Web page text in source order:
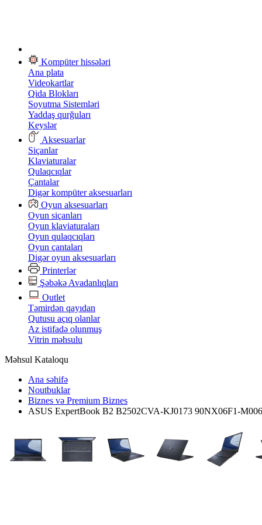
Kompüter hissələri
Ana plata
Videokartlar
Qida Blokları
Soyutma Sistemləri
Yaddaş qurğuları
Keyslər
Aksesuarlar
Siçanlar
Klaviaturalar
Qulaqcıqlar
Çantalar
Digər kompüter aksesuarları
Oyun aksesuarları
Oyun siçanları
Oyun klaviaturaları
Oyun qulaqcıqları
Oyun çantaları
Digər oyun aksesuarları
Printerlər
Şəbəkə Avadanlıqları
Outlet
Təmirdən qayıdan
Qutusu açıq olanlar
Az istifadə olunmuş
Vitrin məhsulu
Məhsul Kataloqu
Ana səhifə
Noutbuklar
Biznes və Premium Biznes
ASUS ExpertBook B2 B2502CVA-KJ0173 90NX06F1-